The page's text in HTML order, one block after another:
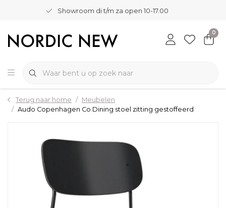
Showroom di t/m za open 10-17.00
0
Terug naar home
Meubelen
Audo Copenhagen Co Dining stoel zitting gestoffeerd